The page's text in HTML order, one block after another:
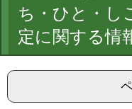
ち・ひと・し
定に関する情